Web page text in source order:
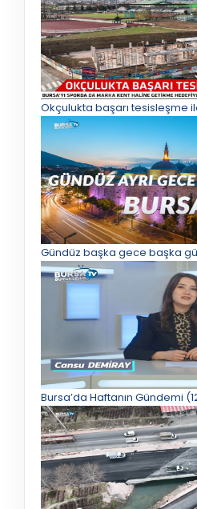
Okçulukta başarı tesisleşme
Gündüz başka gece başka
Bursa’da Haftanın Gündemi